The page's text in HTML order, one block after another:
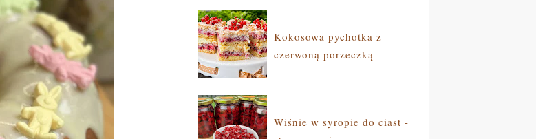
Kokosowa pychotka z
czerwoną porzeczką
Wiśnie w syropie do ciast -